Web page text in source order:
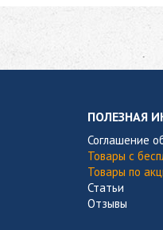
ПОЛЕЗНАЯ
Соглашение
Товары с
Товары по
Статьи
Отзывы